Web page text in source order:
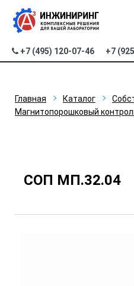
+7 (495) 120-07-46 +7
Главная Каталог
Магнитопорошковый
СОП МП.32.04